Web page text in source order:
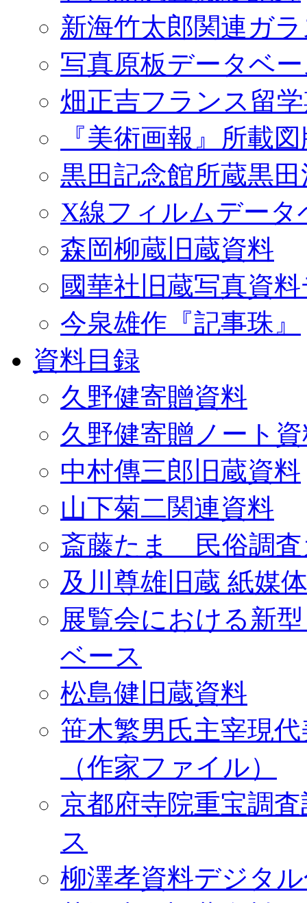
新海竹太郎関連ガ
写真原板データベ
畑正吉フランス留
『美術画報』所載
黒田記念館所蔵黒
X線フィルムデータ
森岡柳蔵旧蔵資料
國華社旧蔵写真資
今泉雄作『記事珠』
資料目録
久野健寄贈資料
久野健寄贈ノート
中村傳三郎旧蔵資料
山下菊二関連資料
斎藤たま 民俗調査
及川尊雄旧蔵 紙媒
展覧会における新
ベース
松島健旧蔵資料
笹木繁男氏主宰現
（作家ファイル）
京都府寺院重宝調
ス
柳澤孝資料デジタ